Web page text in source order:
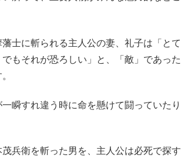
士に斬られる主人公の妻、礼子は「とて
もそれが恐ろしい」と、「敵」であった
瞬すれ違う時に命を懸けて闘っていたり
兵衛を斬った男を、主人公は必死で探す